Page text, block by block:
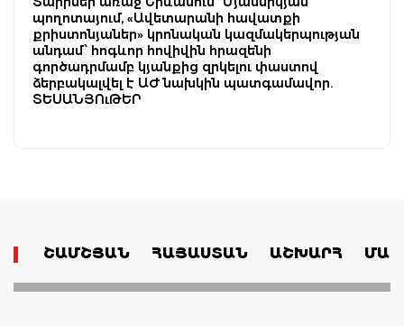
պողոտայում, «Ավետարանի հավատքի
քրիստոնյաներ» կրոնական կազմակերպության
անդամ՝ հոգևոր հովիվին հրազենի
գործադրմամբ կյանքից զրկելու փաստով
ձերբակալվել է ԱԺ նախկին պատգամավոր.
ՏԵՍԱՆՅՈւԹԵՐ
ՇԱՄՇՅԱՆ ՀԱՅԱՍՏԱՆ ԱՇԽԱՐՀ